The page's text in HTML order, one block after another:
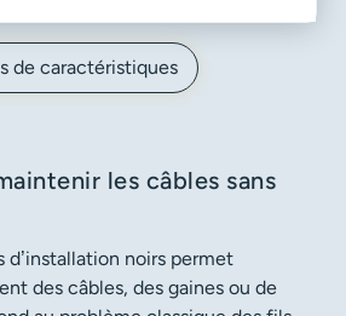
de caractéristiques
les câbles sans
d’installation noirs permet
des câbles, des gaines ou de